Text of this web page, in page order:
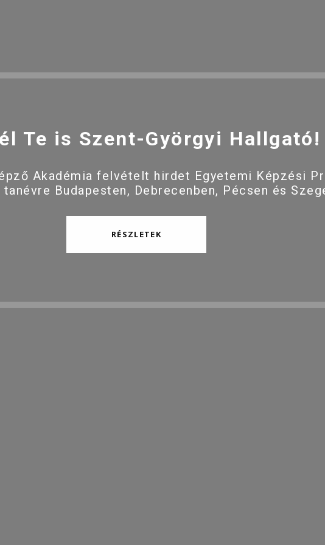
Te is Szent-Györgyi Hallgató!
Akadémia felvételt hirdet Egyetemi Képzési
Budapesten, Debrecenben, Pécsen és
RÉSZLETEK